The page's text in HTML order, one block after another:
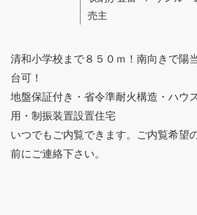
売主
清和小学校まで８５０ｍ！南向きで陽
台可！
地盤保証付き・省令準耐火構造・ハウ
用・制振装置設置住宅
いつでもご内覧できます。ご内覧希望
前にご連絡下さい。